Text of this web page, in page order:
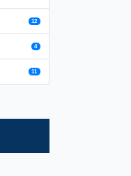
12
4
11